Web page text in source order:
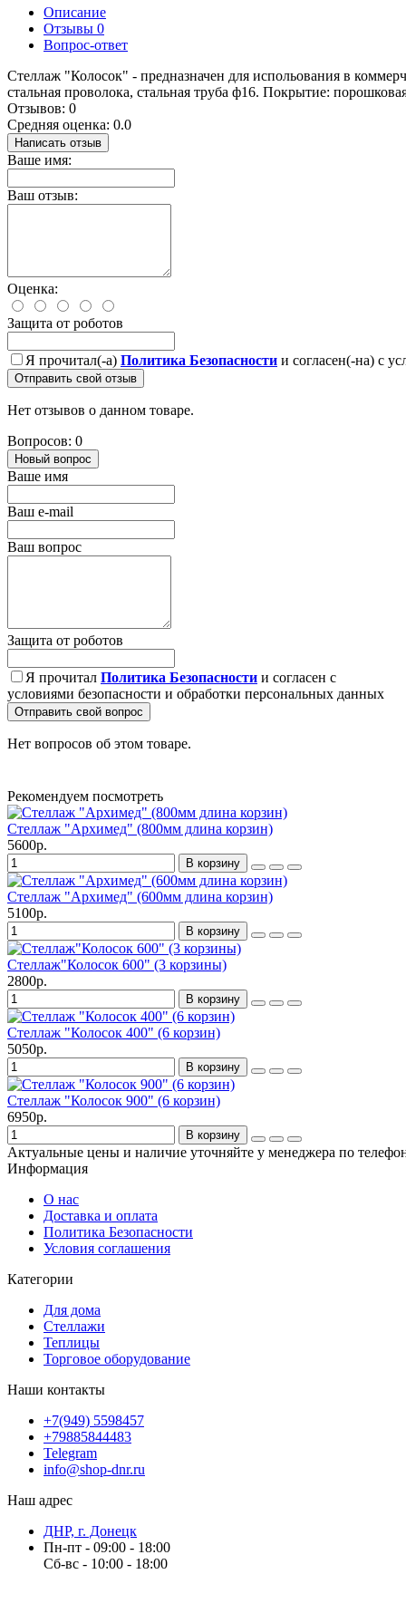
Описание
Отзывы 0
Вопрос-ответ
Стеллаж "Колосок" - предназначен для испольования в
стальная проволока, стальная труба ф16. Покрытие:
Отзывов: 0
Средняя оценка: 0.0
Написать отзыв
Ваше имя:
Ваш отзыв:
Оценка:
Защита от роботов
Я прочитал(-а) Политика Безопасности и согласен(-на) с
Отправить свой отзыв
Нет отзывов о данном товаре.
Вопросов: 0
Новый вопрос
Ваше имя
Ваш e-mail
Ваш вопрос
Защита от роботов
Я прочитал Политика Безопасности и согласен с
условиями безопасности и обработки персональных данных
Отправить свой вопрос
Нет вопросов об этом товаре.
Рекомендуем посмотреть
Стеллаж "Архимед" (800мм длина корзин)
5600р.
В корзину
Стеллаж "Архимед" (600мм длина корзин)
5100р.
В корзину
Стеллаж"Колосок 600" (3 корзины)
2800р.
В корзину
Стеллаж "Колосок 400" (6 корзин)
5050р.
В корзину
Стеллаж "Колосок 900" (6 корзин)
6950р.
В корзину
Актуальные цены и наличие уточняйте у менеджера по
Информация
О нас
Доставка и оплата
Политика Безопасности
Условия соглашения
Категории
Для дома
Стеллажи
Теплицы
Торговое оборудование
Наши контакты
+7(949) 5598457
+79885844483
Telegram
info@shop-dnr.ru
Наш адрес
ДНР, г. Донецк
Пн-пт - 09:00 - 18:00
Сб-вс - 10:00 - 18:00